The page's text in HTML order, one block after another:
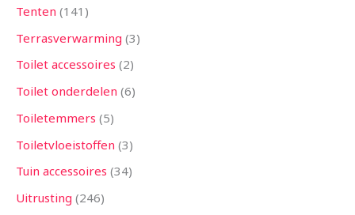
Tenten 141
Terrasverwarming 3
Toilet accessoires 2
Toilet onderdelen 6
Toiletemmers 5
Toiletvloeistoffen 3
Tuin accessoires 34
Uitrusting 246